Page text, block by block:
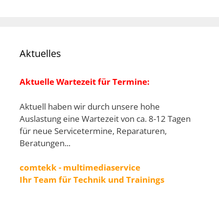
Aktuelles
Aktuelle Wartezeit für Termine:
Aktuell haben wir durch unsere hohe
Auslastung eine Wartezeit von ca. 8-12 Tagen
für neue Servicetermine, Reparaturen,
Beratungen...
comtekk - multimediaservice
Ihr Team für Technik und Trainings